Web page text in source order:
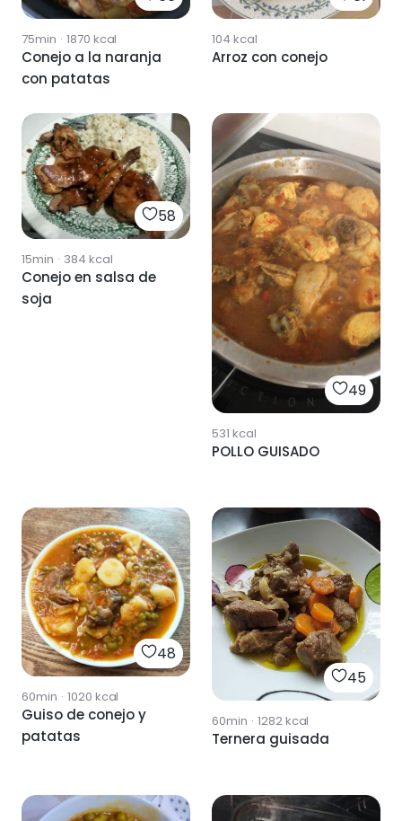
75min · 1870 kcal
Conejo a la naranja
con patatas
104 kcal
Arroz con conejo
58
15min · 384 kcal
Conejo en salsa de
soja
49
531 kcal
POLLO GUISADO
48
60min · 1020 kcal
Guiso de conejo y
patatas
45
60min · 1282kcal
Ternera guisada